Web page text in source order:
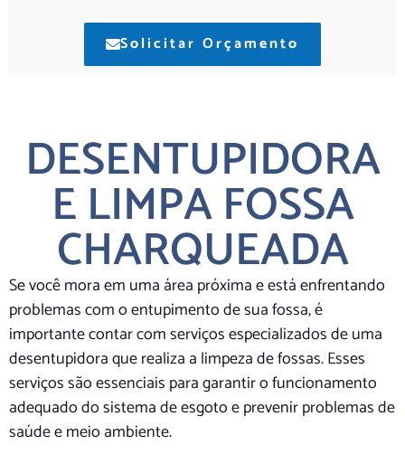
Solicitar Orçamento
DESENTUPIDORA
E LIMPA FOSSA
CHARQUEADA
Se você mora em uma área próxima e está enfrentando
problemas com o entupimento de sua fossa, é
importante contar com serviços especializados de uma
desentupidora que realiza a limpeza de fossas. Esses
serviços são essenciais para garantir o funcionamento
adequado do sistema de esgoto e prevenir problemas de
saúde e meio ambiente.